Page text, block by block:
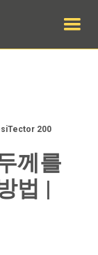
200
께를
법 |